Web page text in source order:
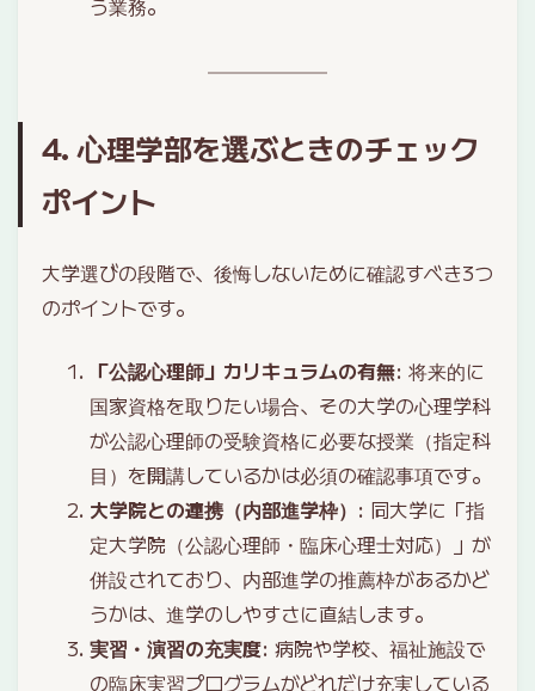
う業務。
4. 心理学部を選ぶときのチェック
ポイント
大学選びの段階で、後悔しないために確認すべき3つ
のポイントです。
「公認心理師」カリキュラムの有無: 将来的に
国家資格を取りたい場合、その大学の心理学科
が公認心理師の受験資格に必要な授業（指定科
目）を開講しているかは必須の確認事項です。
大学院との連携（内部進学枠） : 同大学に「指
定大学院（公認心理師・臨床心理士対応）」が
併設されており、内部進学の推薦枠があるかど
うかは、進学のしやすさに直結します。
実習・演習の充実度: 病院や学校、福祉施設で
の臨床実習プログラムがどれだけ充実している